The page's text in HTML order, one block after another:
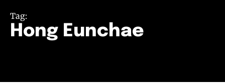
Tag:
Hong Eunchae